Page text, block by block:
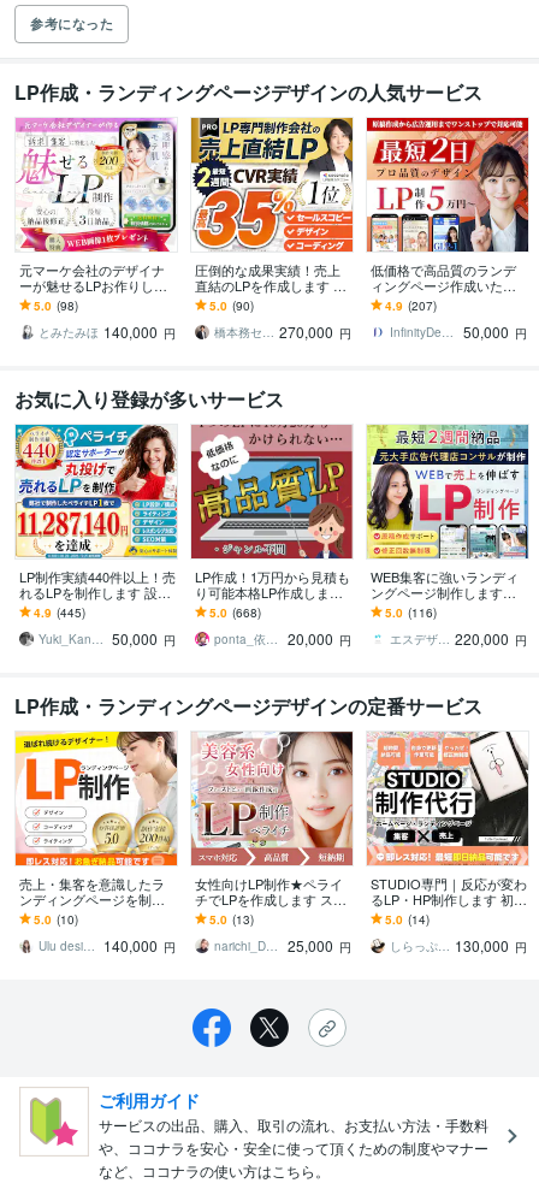
参考になった
LP作成・ランディングページデザインの人気サービス
元マーケ会社のデザイナ
ーが魅せるLPお作りしま
す マーケティング視点で
反応を高めるLPを設計！
5.0 (98)
とみたみほ 140,000 円
圧倒的な成果実績！売上
直結のLPを作成します Go
ogle・Meta広告で成果！
原稿ゼロから丸投げOK
5.0 (90)
橋本務セールスデザインオフィス合同会社 270,000 円
低価格で高品質のランデ
ィングページ作成いたし
ます ココナラ実績100件
以上の実績ありハイクオ
リティLP制作
4.9 (207)
InfinityDesign1127
50,000 円
お気に入り登録が多いサービス
LP制作実績440件以上！売
れるLPを制作します 設
計、構成からライティン
グ、デザインまで全て丸
投げ対応可能！
4.9 (445)
Yuki_Kanamaru 50,000 円
LP作成！1万円から見積も
り可能本格LP作成します
元広告代理店勤務、現ア
フィリエイターがLP作成
★サンプルあり
5.0 (668)
ponta_依頼多数のため返信遅れます
20,000 円
WEB集客に強いランディ
ングページ制作します
【公式PRO認定済】広告
成果を最大化するLPを制
作します
5.0 (116)
エスデザインマーケティング 220,000 円
LP作成・ランディングページデザインの定番サービス
売上・集客を意識したラ
ンディングページを制作
します リーズナブルで高
品質LP！女性デザイナー
による繊細なデザイン
5.0 (10)
Ulu design｜ウェブデザイナー
140,000 円
女性向けLP制作★ペライ
チでLPを作成します スマ
ホ最適化！初めてでも安
心！1ヶ月無料アフターサ
ポート◎
5.0 (13)
narichi_DESIGN
25,000 円
STUDIO専門｜反応が変わ
るLP・HP制作します 初め
てでも安心。プロが伴
走、伝わる×売れるデザイ
ンをサポート
5.0 (14)
しらっぷキャノン｜Web Circus 130,000 円
ご利用ガイド
サービスの出品、購入、取引の流れ、お支払い方法・手数料
や、ココナラを安心・安全に使って頂くための制度やマナー
など、ココナラの使い方はこちら。